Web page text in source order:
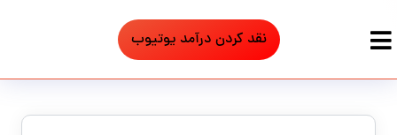
نقد کردن درآمد یوتیوب